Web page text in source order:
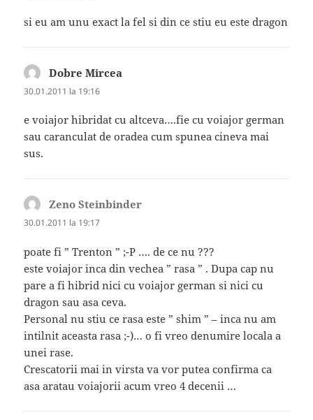
si eu am unu exact la fel si din ce stiu eu este dragon
Dobre Mircea
30.01.2011 la 19:16
e voiajor hibridat cu altceva….fie cu voiajor german
sau caranculat de oradea cum spunea cineva mai
sus.
Zeno Steinbinder
30.01.2011 la 19:17
poate fi ” Trenton ” ;-P …. de ce nu ???
este voiajor inca din vechea ” rasa ” . Dupa cap nu
pare a fi hibrid nici cu voiajor german si nici cu
dragon sau asa ceva.
Personal nu stiu ce rasa este ” shim ” – inca nu am
intilnit aceasta rasa ;-)… o fi vreo denumire locala a
unei rase.
Crescatorii mai in virsta va vor putea confirma ca
asa aratau voiajorii acum vreo 4 decenii …